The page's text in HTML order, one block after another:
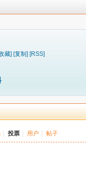
藏] [复制] [RSS]
投票 用户 帖子